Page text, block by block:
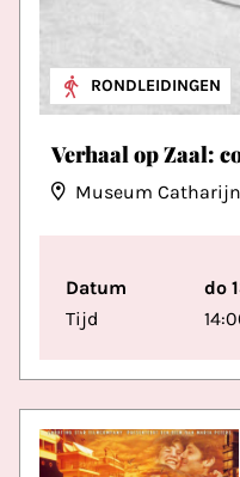
RONDLEIDINGEN
Verhaal op Zaal:
Museum
Datum
do
Tijd